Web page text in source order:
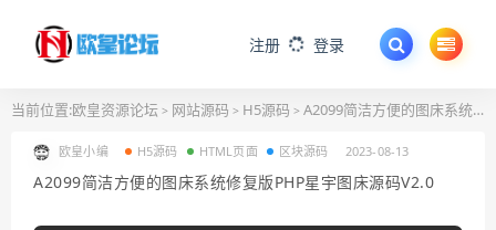
注册 登录
当前位置:欧皇资源论坛 > 网站源码 > H5源码 > A2099简洁方便的图床系统修复版PHP星宇图床源码V2.0
欧皇小编 H5源码 HTML页面 区块源码 2023-08-13
A2099简洁方便的图床系统修复版PHP星宇图床源码V2.0